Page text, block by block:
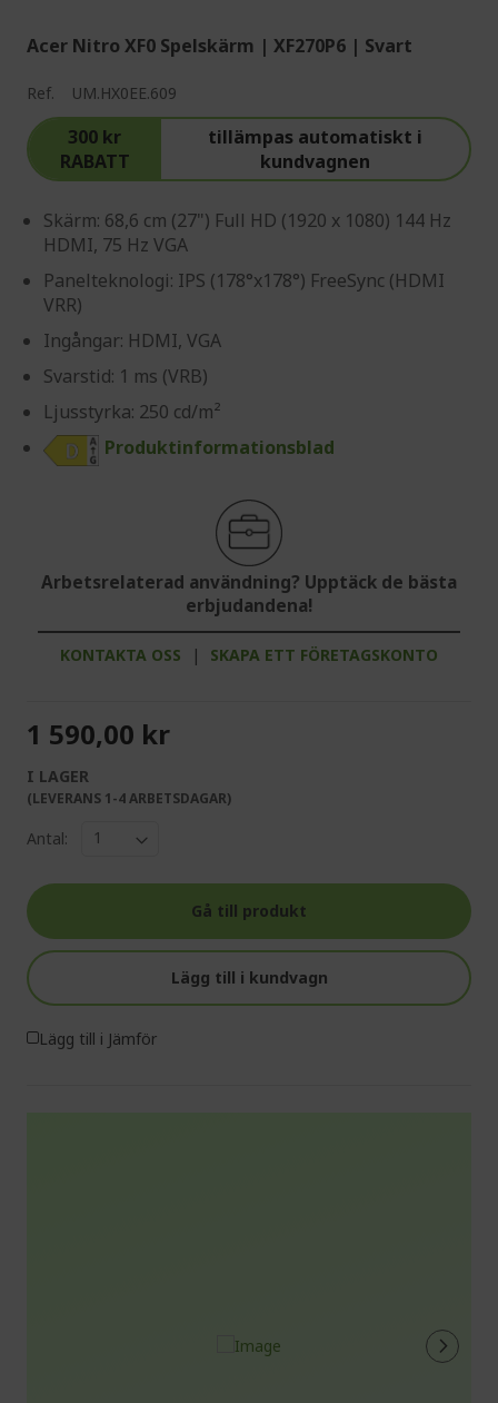
Acer Nitro XF0 Spelskärm | XF270P6 | Svart
Ref. UM.HX0EE.609
300 kr
RABATT
tillämpas automatiskt i
kundvagnen
Skärm: 68,6 cm (27") Full HD (1920 x 1080) 144 Hz
HDMI, 75 Hz VGA
Panelteknologi: IPS (178°x178°) FreeSync (HDMI
VRR)
Ingångar: HDMI, VGA
Svarstid: 1 ms (VRB)
Ljusstyrka: 250 cd/m²
Produktinformationsblad
Arbetsrelaterad användning? Upptäck de bästa
erbjudandena!
KONTAKTA OSS | SKAPA ETT FÖRETAGSKONTO
1 590,00 kr
I LAGER
(LEVERANS 1-4 ARBETSDAGAR)
Antal:
Gå till produkt
Lägg till i kundvagn
Lägg till i Jämför